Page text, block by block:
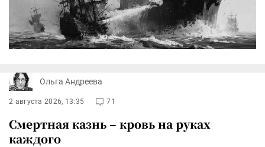
Ольга Андреева
2 августа 2026, 13:35 71
Смертная казнь – кровь на руках
каждого